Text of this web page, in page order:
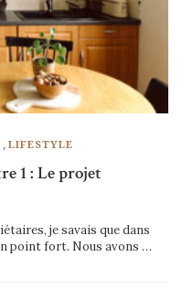
LIFESTYLE
1 : Le projet
je savais que dans
point fort. Nous avons …